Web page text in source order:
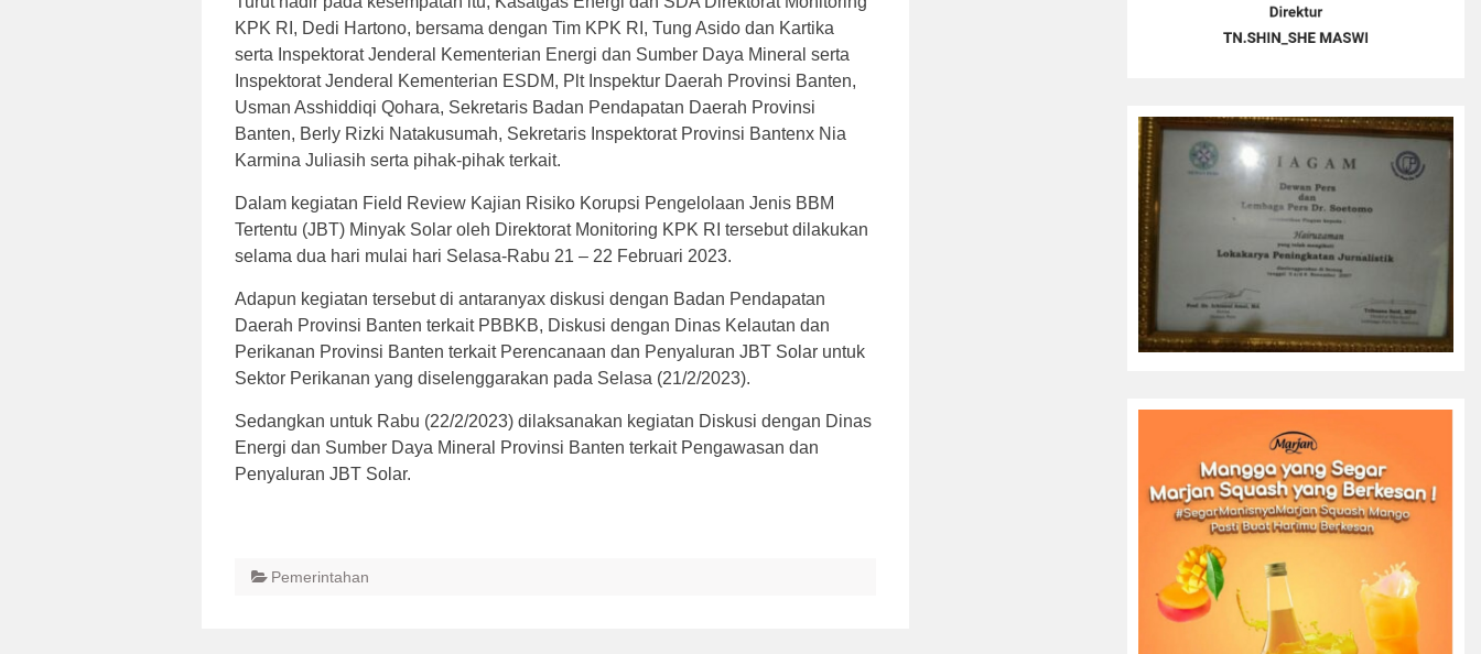
KPK RI, Dedi Hartono, bersama dengan Tim KPK RI, Tung Asido dan Kartika
serta Inspektorat Jenderal Kementerian Energi dan Sumber Daya Mineral serta
Inspektorat Jenderal Kementerian ESDM, Plt Inspektur Daerah Provinsi Banten,
Usman Asshiddiqi Qohara, Sekretaris Badan Pendapatan Daerah Provinsi
Banten, Berly Rizki Natakusumah, Sekretaris Inspektorat Provinsi Bantenx Nia
Karmina Juliasih serta pihak-pihak terkait.
Dalam kegiatan Field Review Kajian Risiko Korupsi Pengelolaan Jenis BBM
Tertentu (JBT) Minyak Solar oleh Direktorat Monitoring KPK RI tersebut dilakukan
selama dua hari mulai hari Selasa-Rabu 21 – 22 Februari 2023.
Adapun kegiatan tersebut di antaranyax diskusi dengan Badan Pendapatan
Daerah Provinsi Banten terkait PBBKB, Diskusi dengan Dinas Kelautan dan
Perikanan Provinsi Banten terkait Perencanaan dan Penyaluran JBT Solar untuk
Sektor Perikanan yang diselenggarakan pada Selasa (21/2/2023).
Sedangkan untuk Rabu (22/2/2023) dilaksanakan kegiatan Diskusi dengan Dinas
Energi dan Sumber Daya Mineral Provinsi Banten terkait Pengawasan dan
Penyaluran JBT Solar.
Pemerintahan